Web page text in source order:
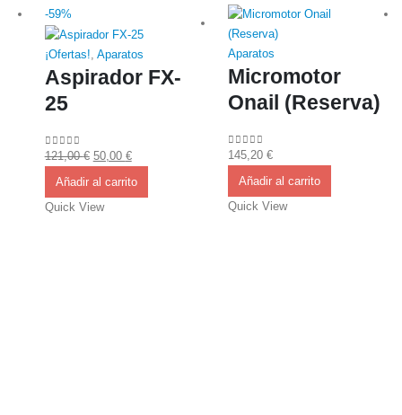
-59%
¡Ofertas! Aparatos
Aspirador FX-
25
0out of 5
121,00€ El
precio
era:
50,00 €El
Añadir al carrito
Quick View
Aparatos
Micromotor
Onail (Reserva)
0 out of 5
145,20 €
Añadir al carrito
Quick View